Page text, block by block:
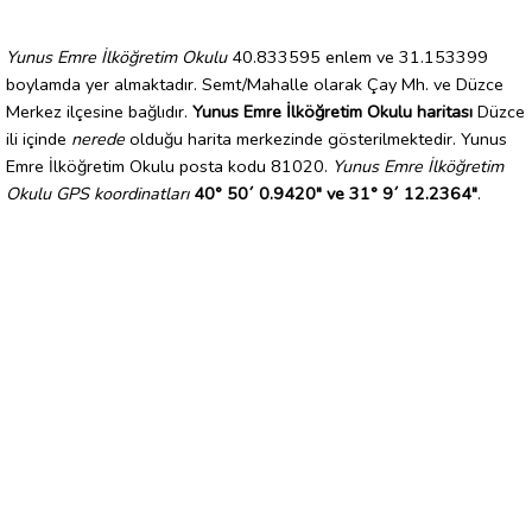
Yunus Emre İlköğretim Okulu40.833595 enlem ve 31.153399
boylamda yer almaktadır. Semt/Mahalle olarak Çay Mh. ve Düzce
Merkez ilçesine bağlıdır. Yunus Emre İlköğretim Okulu haritası Düzce
ili içinde nerede olduğu harita merkezinde gösterilmektedir. Yunus
Emre İlköğretim Okulu posta kodu 81020. Yunus Emre İlköğretim
Okulu GPS koordinatları 40° 50´ 0.9420" ve 31° 9´ 12.2364".